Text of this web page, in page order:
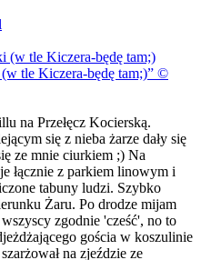
tle Kiczera-będę tam;)
©
na Przełęcz Kocierską.
się z nieba żarze dały się
ze mnie ciurkiem ;) Na
łącznie z parkiem linowym i
tabuny ludzi. Szybko
Żaru. Po drodze mijam
zgodnie 'cześć', no to
gościa w koszulinie
na zjeździe ze